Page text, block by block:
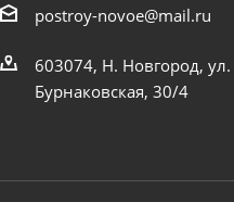
postroy-novoe@mail.ru
603074, Н. Новгород, ул.
Бурнаковская, 30/4